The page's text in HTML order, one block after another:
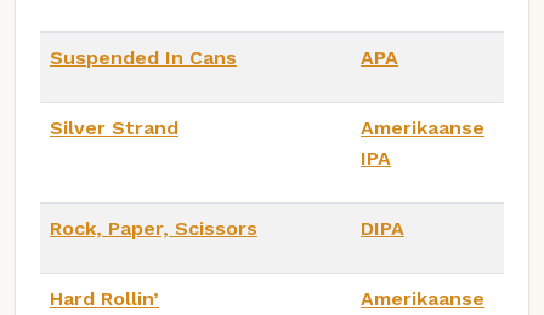
Suspended In Cans APA
Silver Strand
Amerikaanse
IPA
Rock, Paper, Scissors DIPA
Hard Rollin’
Amerikaanse